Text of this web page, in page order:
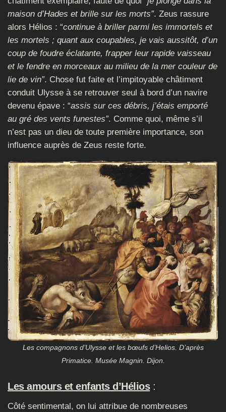
maison d’Hades et brille sur les morts”. Zeus rassure
alors Hélios : “continue à briller parmi les immortels et
les mortels ; quant aux coupables, je vais aussitôt, d’un
coup de foudre éclatante, frapper leur rapide vaisseau
et le fendre en morceaux au milieu de la mer couleur de
lie de vin”. Chose fut faite et l’impitoyable châtiment
conduit Ulysse à se retrouver seul à bord d’un navire
devenu épave : “assis sur ces débris, j’étais emporté
au gré des vents funestes”. Comme quoi, même s’il
n’est pas un dieu de toute première importance, son
influence auprès de Zeus reste forte.
Les compagnons d’Ulysse et les bœufs d’Helios. D’après
Primatice. Musée Magnin. Dijon.
Les amours et enfants d’Hélios:
Côté sentimental, on lui attribue de nombreuses